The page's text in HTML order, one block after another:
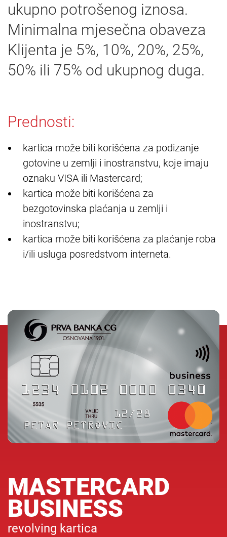
ukupno potrošenog iznosa.
Minimalna mjesečna obaveza
Klijenta je 5%, 10%, 20%, 25%,
50% ili 75% od ukupnog duga.
Prednosti:
kartica može biti korišćena za podizanje
gotovine u zemlji i inostranstvu, koje imaju
oznaku VISA ili Mastercard;
kartica može biti korišćena za
bezgotovinska plaćanja u zemlji i
inostranstvu;
kartica može biti korišćena za plaćanje roba
i/ili usluga posredstvom interneta.
MASTERCARD
BUSINESS
revolving kartica